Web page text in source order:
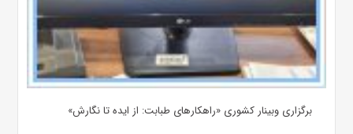
برگزاری وبینار کشوری «راهکارهای طبابت: از ایده تا نگارش»